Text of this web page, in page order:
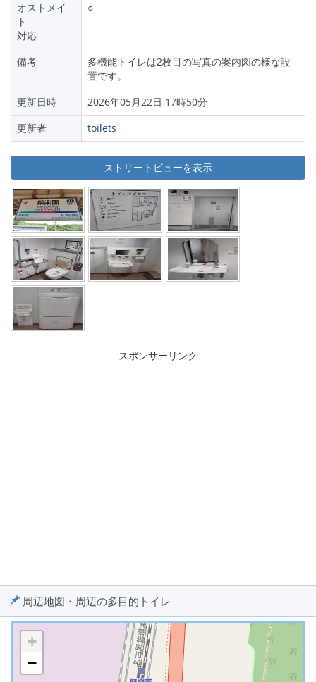
オストメイ
ト
対応
○
備考
多機能トイレは2枚目の写真の案内図の様な設
置です。
更新日時
2026年05月22日 17時50分
更新者
toilets
ストリートビューを表示
スポンサーリンク
周辺地図・周辺の多目的トイレ
+
−